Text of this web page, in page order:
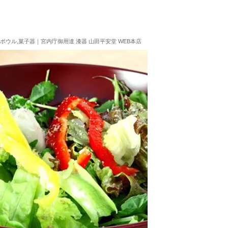
ウル,菓子器｜宮内庁御用達 漆器 山田平安堂 WEB本店